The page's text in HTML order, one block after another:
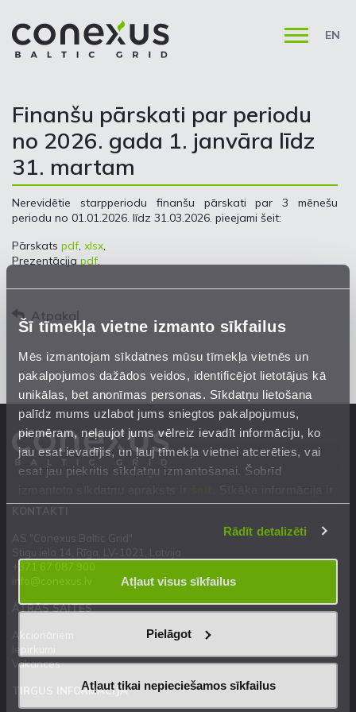
Šī tīmekļa vietne izmanto sīkfailus
Mēs izmantojam sīkdatnes mūsu tīmekļa vietnēs un
pakalpojumos dažādos veidos, identificējot lietotājus kā
unikālas, bet anonīmas personas. Sīkdatņu lietošana
palīdz mums uzlabot jums sniegtos pakalpojumus,
piemēram, neļaujot jums vēlreiz ievadīt informāciju, ko
jau esat ievadījis, un ļauj tīmekļa vietnei atcerēties, vai
esat jau piekritis sīkdatņu izmantošanai. Šobrīd
mūsuPrivātuma atrunā.
Rādīt detalizēti
Atļaut visus sīkfailus
Pielāgot
Atļaut tikai nepieciešamos sīkfailus
EN
Finanšu pārskati par periodu
no 2026. gada 1. janvāra līdz
31. martam
Nerevidētie starpperiodu finanšu pārskati par 3 mēnešu
periodu no 01.01.2026. līdz 31.03.2026. pieejami šeit:
Pārskats pdf, xlsx,
Prezentācija pdf.
Atpakaļ
ĀTRĀS SAITES
Vakances
TIRGUS INFORMĀCIJA